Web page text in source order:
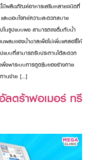
มีผลิตภัณฑ์อาหารเสริมหลายชนิดที่
ะตอบโจทย์ความสะดวกสบาย
ในรูปแบบผง สามารถชงดื่มกับน้ำ
สมของน้ำตาลเพื่อไม่เพิ่มแคลอรี่ให้
บบที่สามารถรับประทานได้สะดวก
พาระบบการดูดซึมของร่างกาย
านง่าย […]
ลตร้าฟอเมอร์ ทรี